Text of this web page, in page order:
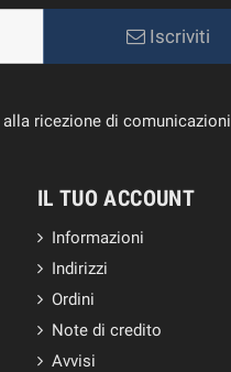
Iscriviti
ricezione di comunicazioni
IL TUO ACCOUNT
Informazioni
Indirizzi
Ordini
Note di credito
Avvisi